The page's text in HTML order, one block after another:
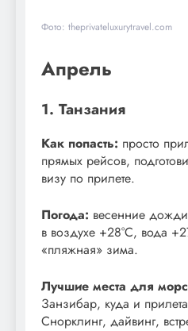
Фото: theprivateluxurytravel.com
Апрель
1. Танзания
Как попасть: просто
прямых рейсов,
визу по прилете.
Погода: весенние дожди
в воздухе +28°С, вода
«пляжная» зима.
Лучшие места для
Занзибар, куда и
Снорклинг, дайвинг,